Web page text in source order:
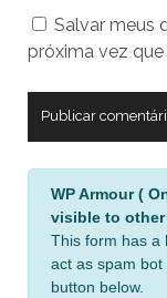
seu
site
Salvar meus
próxima vez que
WP Armour (
visible to other
This form has a
act as spam
button below.